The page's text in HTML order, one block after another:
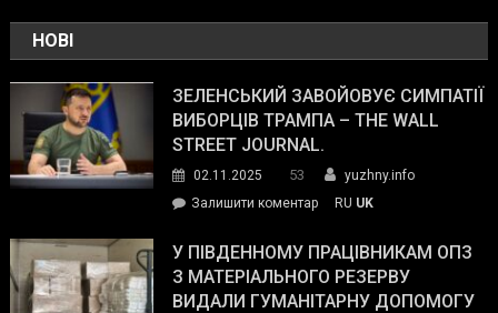
НОВІ
ЗЕЛЕНСЬКИЙ ЗАВОЙОВУЄ СИМПАТІЇ
ВИБОРЦІВ ТРАМПА – THE WALL
STREET JOURNAL.
02.11.2025 53
yuzhny.info
Залишити коментарon
завойовує
симпатії
виборців
RU UK
У ПІВДЕННОМУ ПРАЦІВНИКАМ ОПЗ
З МАТЕРІАЛЬНОГО РЕЗЕРВУ
ВИДАЛИ ГУМАНІТАРНУ ДОПОМОГУ